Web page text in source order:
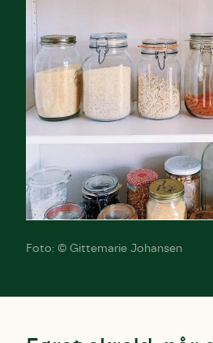
Foto: © Gittemarie Johansen